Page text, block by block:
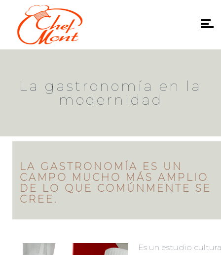
La gastronomía en la
modernidad
LA GASTRONOMÍA ES UN
CAMPO MUCHO MÁS AMPLIO
DE LO QUE COMÚNMENTE SE
CREE.
Es un estudio